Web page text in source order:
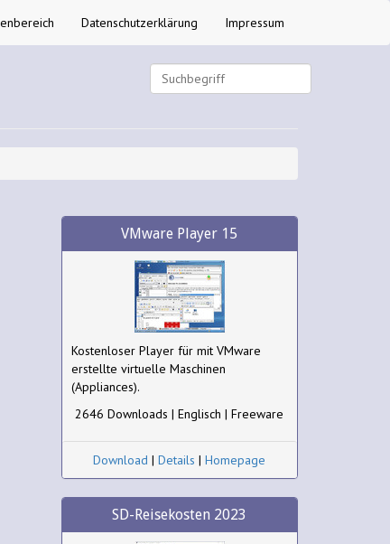
Datenschutzerklärung Impressum
VMware Player 15
Kostenloser Player für mit VMware
erstellte virtuelle Maschinen
(Appliances).
2646 Downloads | Englisch | Freeware
Download |Details |Homepage
SD-Reisekosten 2023